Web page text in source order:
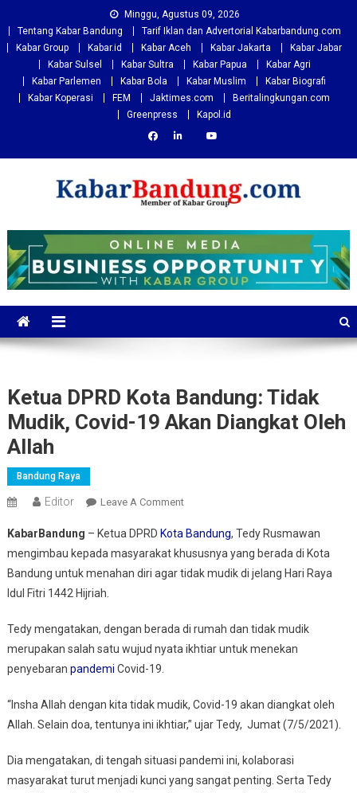
to
content
Minggu, Agustus 09, 2026
Tentang Kabar Bandung
Tarif Iklan dan Advertorial Kabarbandung.com
Kabar Group
Kabar.id Kabar Aceh Kabar Jakarta
Kabar Jabar
Kabar Sulsel
Kabar Sultra Kabar Papua
Kabar Agri
Kabar Parlemen
Kabar Bola Kabar Muslim
Kabar Biografi
Kabar Koperasi
FEM Jaktimes.com
Beritalingkungan.com
Greenpress
Kapol.id
Kabarbandung.com
Ketua DPRD Kota Bandung: Tidak
Mudik, Covid-19 Akan Diangkat Oleh
Allah
Bandung Raya
Editor Leave A CommentOn
DPRD
Kota
Bandung:
Covid-
19
Oleh
Allah
KabarBandung – Ketua DPRD Kota Bandung, Tedy Rusmawan
mengimbau kepada masyarakat khususnya yang berada di Kota
Bandung untuk menahan diri agar tidak mudik di jelang Hari Raya
Idul Fitri 1442 Hijriah.
Tedy mengatakan, dengan berada di rumah dan tidak mudik
merupakan salah satu wujud nyata ikhtiar untuk menekan
penyebaran pandemi Covid-19.
“Insha Allah dengan kita tidak mudik, Covid-19 akan diangkat oleh
Allah. Selain doa, tentunya ini ikhtiar,” ujar Tedy, Jumat (7/5/2021).
Dia mengatakan, di tengah situasi pandemi ini, kolaborasi
masyarakat turut menjadi kunci yang sangat penting. Serta Tedy